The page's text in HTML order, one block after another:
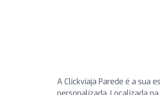
A Clickviaja Parede é a sua